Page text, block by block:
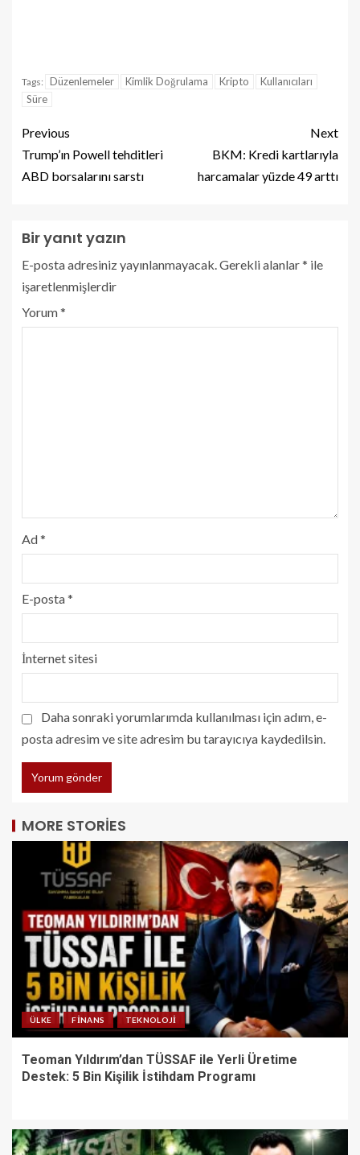
Tags: Düzenlemeler Kimlik Doğrulama Kripto
Kullanıcıları
Süre
Previous
Trump’ın Powell tehditleri
ABD borsalarını sarstı
Next
BKM: Kredi kartlarıyla
harcamalar yüzde 49 arttı
Bir yanıt yazın
E-posta adresiniz yayınlanmayacak.Gerekli alanlar* ile
işaretlenmişlerdir
Yorum*
Ad*
E-posta*
İnternet sitesi
Daha sonraki yorumlarımda kullanılması için adım, e-
posta adresim ve site adresim bu tarayıcıya kaydedilsin.
MORE STORIES
ÜLKE FINANS TEKNOLOJI
Teoman Yıldırım’dan TÜSSAF ile Yerli Üretime
Destek: 5 Bin Kişilik İstihdam Programı